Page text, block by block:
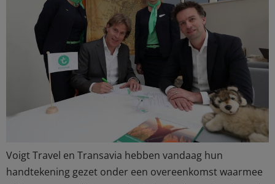
Voigt Travel en Transavia hebben vandaag hun
handtekening gezet onder een overeenkomst waarmee